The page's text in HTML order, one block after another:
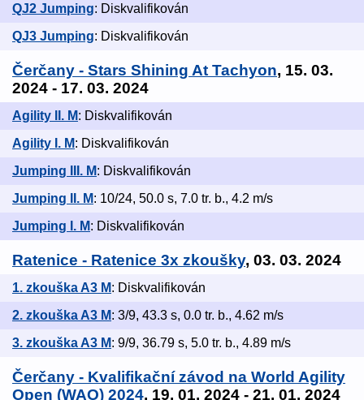
QJ2 Jumping: Diskvalifikován
QJ3 Jumping: Diskvalifikován
Čerčany - Stars Shining At Tachyon, 15. 03.
2024 - 17. 03. 2024
Agility II. M: Diskvalifikován
Agility I. M: Diskvalifikován
Jumping III. M: Diskvalifikován
Jumping II. M: 10/24, 50.0 s, 7.0 tr. b., 4.2 m/s
Jumping I. M: Diskvalifikován
Ratenice - Ratenice 3x zkoušky, 03. 03. 2024
1. zkouška A3 M: Diskvalifikován
2. zkouška A3 M: 3/9, 43.3 s, 0.0 tr. b., 4.62 m/s
3. zkouška A3 M: 9/9, 36.79 s, 5.0 tr. b., 4.89 m/s
Čerčany - Kvalifikační závod na World Agility
Open (WAO) 2024, 19. 01. 2024 - 21. 01. 2024